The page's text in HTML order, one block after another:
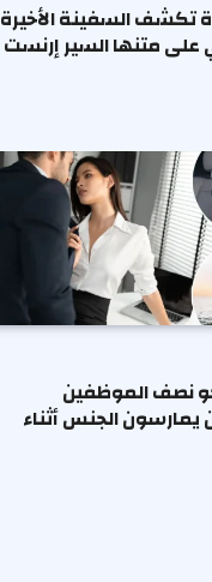
تكشف السفينة الأخيرة
على متنها السير إرنست
نصف الموظفين
يمارسون الجنس أثناء